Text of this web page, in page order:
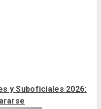
y Suboficiales 2026: